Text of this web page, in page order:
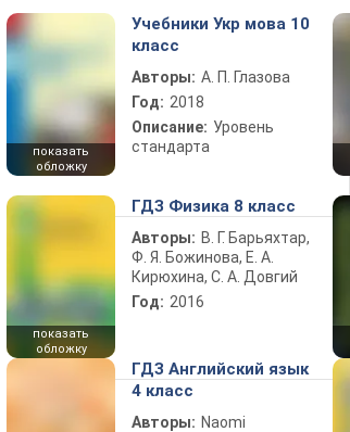
показать
обложку
Учебники Укр мова 10
класс
Авторы: А. П. Глазова
Год: 2018
Описание: Уровень
стандарта
показать
обложку
ГДЗ Физика 8 класс
Авторы: В. Г. Барьяхтар,
Ф. Я. Божинова, Е. А.
Кирюхина, С. А. Довгий
Год: 2016
ГДЗ Английский язык
4 класс
Авторы: Naomi